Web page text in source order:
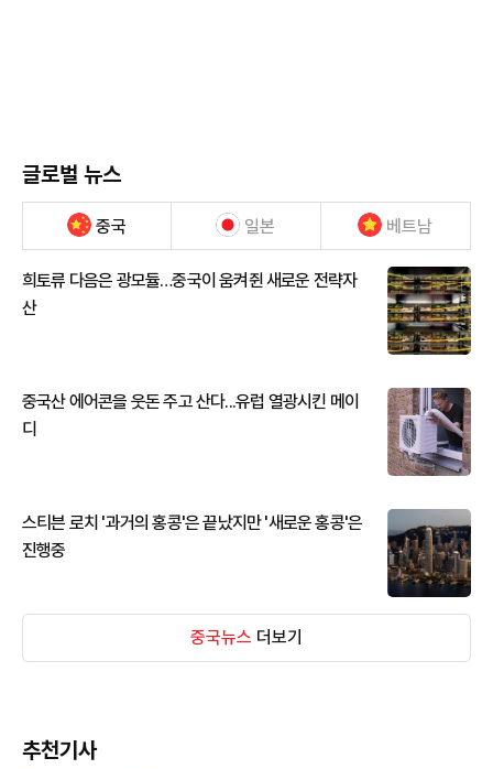
글로벌 뉴스
중국 일본 베트남
희토류 다음은 광모듈…중국이 움켜쥔 새로운 전략자
산
중국산 에어콘을 웃돈 주고 산다...유럽 열광시킨 메이
디
스티븐 로치 '과거의 홍콩'은 끝났지만 '새로운 홍콩'은
진행중
중국뉴스 더보기
추천기사